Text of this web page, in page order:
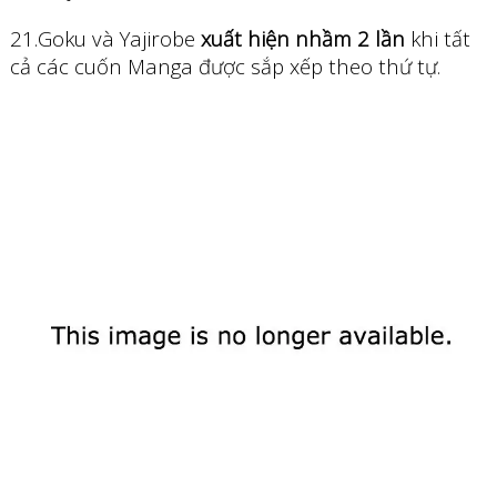
21.Goku và Yajirobe xuất hiện nhầm 2 lần khi tất
cả các cuốn Manga được sắp xếp theo thứ tự.